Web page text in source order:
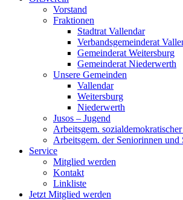
Vorstand
Fraktionen
Stadtrat Vallendar
Verbandsgemeinderat
Gemeinderat Weitersburg
Gemeinderat Niederwerth
Unsere Gemeinden
Vallendar
Weitersburg
Niederwerth
Jusos – Jugend
Arbeitsgem.
Arbeitsgem. der Seniorinnen und
Service
Mitglied werden
Kontakt
Linkliste
Jetzt Mitglied werden